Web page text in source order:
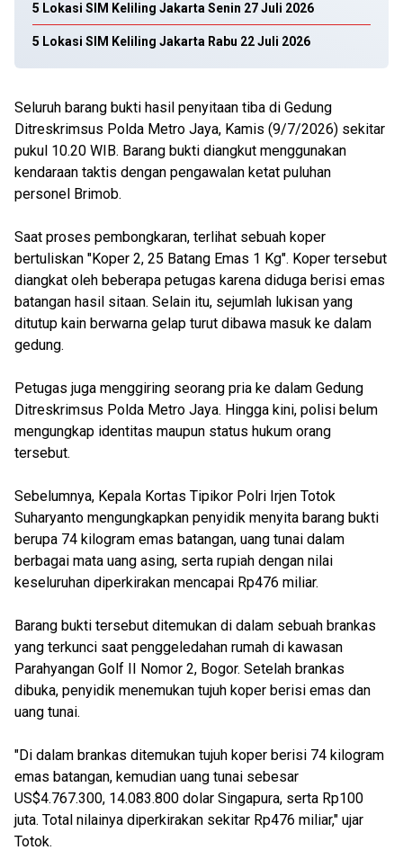
5 Lokasi SIM Keliling Jakarta Senin 27 Juli 2026
5 Lokasi SIM Keliling Jakarta Rabu 22 Juli 2026
Seluruh barang bukti hasil penyitaan tiba di Gedung
Ditreskrimsus Polda Metro Jaya, Kamis (9/7/2026) sekitar
pukul 10.20 WIB. Barang bukti diangkut menggunakan
kendaraan taktis dengan pengawalan ketat puluhan
personel Brimob.
Saat proses pembongkaran, terlihat sebuah koper
bertuliskan "Koper 2, 25 Batang Emas 1 Kg". Koper tersebut
diangkat oleh beberapa petugas karena diduga berisi emas
batangan hasil sitaan. Selain itu, sejumlah lukisan yang
ditutup kain berwarna gelap turut dibawa masuk ke dalam
gedung.
Petugas juga menggiring seorang pria ke dalam Gedung
Ditreskrimsus Polda Metro Jaya. Hingga kini, polisi belum
mengungkap identitas maupun status hukum orang
tersebut.
Sebelumnya, Kepala Kortas Tipikor Polri Irjen Totok
Suharyanto mengungkapkan penyidik menyita barang bukti
berupa 74 kilogram emas batangan, uang tunai dalam
berbagai mata uang asing, serta rupiah dengan nilai
keseluruhan diperkirakan mencapai Rp476 miliar.
Barang bukti tersebut ditemukan di dalam sebuah brankas
yang terkunci saat penggeledahan rumah di kawasan
Parahyangan Golf II Nomor 2, Bogor. Setelah brankas
dibuka, penyidik menemukan tujuh koper berisi emas dan
uang tunai.
"Di dalam brankas ditemukan tujuh koper berisi 74 kilogram
emas batangan, kemudian uang tunai sebesar
US$4.767.300, 14.083.800 dolar Singapura, serta Rp100
juta. Total nilainya diperkirakan sekitar Rp476 miliar," ujar
Totok.